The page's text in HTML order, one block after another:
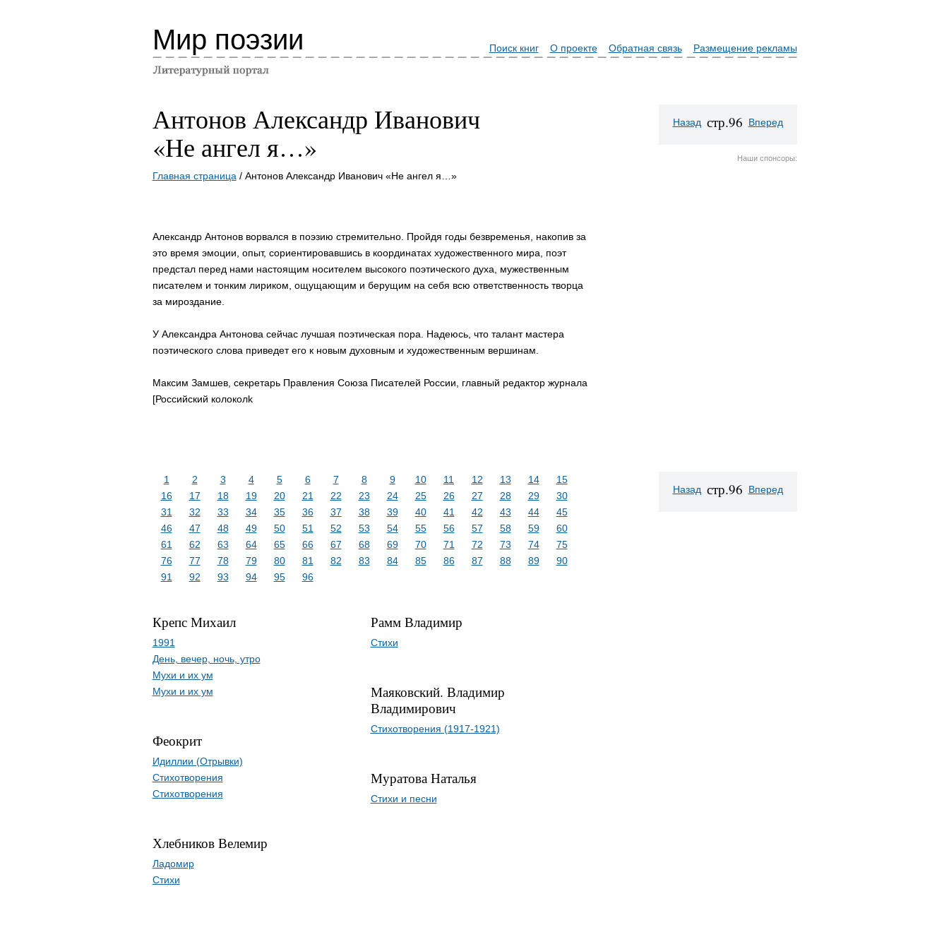
Мир поэзии Поиск книг О проекте Обратная связь Размещение рекламы
Антонов Александр Иванович
«Не ангел я…»
Главная страница / Антонов Александр Иванович «Не ангел я…»
Александр Антонов ворвался в поэзию стремительно. Пройдя годы безвременья, накопив за
это время эмоции, опыт, сориентировавшись в координатах художественного мира, поэт
предстал перед нами настоящим носителем высокого поэтического духа, мужественным
писателем и тонким лириком, ощущающим и берущим на себя всю ответственность творца
за мироздание.
У Александра Антонова сейчас лучшая поэтическая пора. Надеюсь, что талант мастера
поэтического слова приведет его к новым духовным и художественным вершинам.
Максим Замшев, секретарь Правления Союза Писателей России, главный редактор журнала
[Российский колоколk
Назад стр.96 Вперед
Наши спонсоры:
1 2 3 4 5 6 7 8 9 10 11 12 13 14
15
16
17 18 19 20 21 22 23 24 25 26 27 28 29
30
31
32 33 34 35 36 37 38 39 40 41 42 43 44
45
46
47 48 49 50 51 52 53 54 55 56 57 58 59
60
61
62 63 64 65 66 67 68 69 70 71 72 73 74
75
76
77 78 79 80 81 82 83 84 85 86 87 88 89
90
91
92 93 94 95 96
Крепс Михаил
1991
День, вечер, ночь, утро
Мухи и их ум
Мухи и их ум
Феокрит
Идиллии (Отрывки)
Стихотворения
Стихотворения
Хлебников Велемир
Ладомир
Стихи
Рамм Владимир
Стихи
Маяковский. Владимир
Владимирович
Стихотворения (1917-1921)
Муратова Наталья
Стихи и песни
Назад стр.96 Вперед